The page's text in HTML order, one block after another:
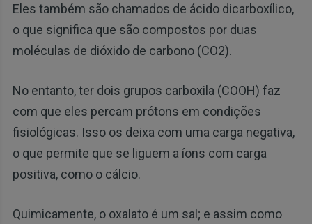
Eles também são chamados de ácido dicarboxílico,
o que significa que são compostos por duas
moléculas de dióxido de carbono (CO2).
No entanto, ter dois grupos carboxila (COOH) faz
com que eles percam prótons em condições
fisiológicas. Isso os deixa com uma carga negativa,
o que permite que se liguem a íons com carga
positiva, como o cálcio.
Quimicamente, o oxalato é um sal; e assim como